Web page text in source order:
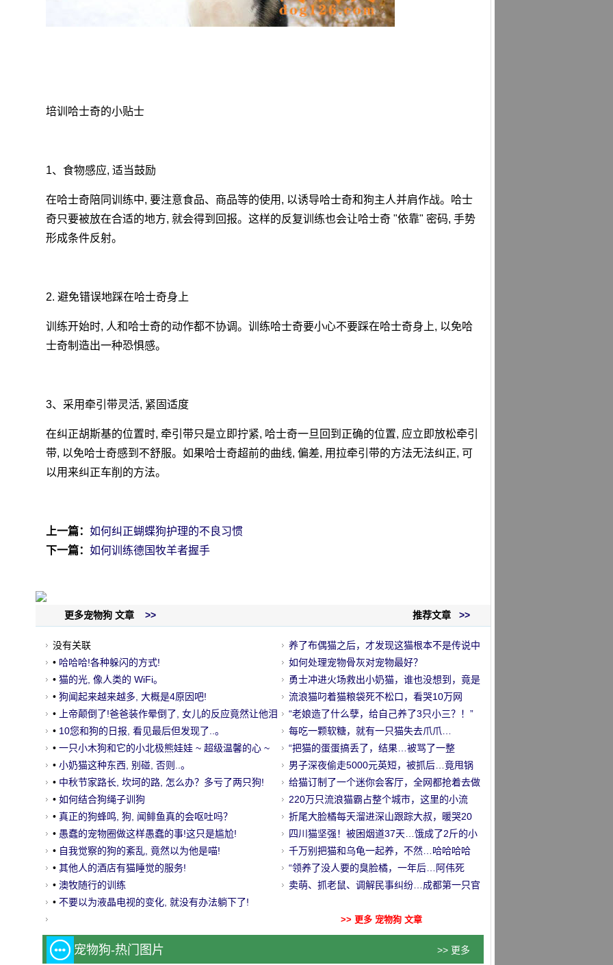
培训哈士奇的小贴士
1、食物感应, 适当鼓励
在哈士奇陪同训练中, 要注意食品、商品等的使用, 以诱导哈士奇和狗主人并肩作战。哈士
奇只要被放在合适的地方, 就会得到回报。这样的反复训练也会让哈士奇 "依靠" 密码, 手势
形成条件反射。
2. 避免错误地踩在哈士奇身上
训练开始时, 人和哈士奇的动作都不协调。训练哈士奇要小心不要踩在哈士奇身上, 以免哈
士奇制造出一种恐惧感。
3、采用牵引带灵活, 紧固适度
在纠正胡斯基的位置时, 牵引带只是立即拧紧, 哈士奇一旦回到正确的位置, 应立即放松牵引
带, 以免哈士奇感到不舒服。如果哈士奇超前的曲线, 偏差, 用拉牵引带的方法无法纠正, 可
以用来纠正车削的方法。
上一篇： 如何纠正蝴蝶狗护理的不良习惯
下一篇： 如何训练德国牧羊者握手
推荐文章 >>
更多宠物狗 文章 >>
养了布偶猫之后，才发现这猫根本不是传说中
的那么回事
如何处理宠物骨灰对宠物最好？
勇士冲进火场救出小奶猫，谁也没想到，竟是
它…
流浪猫叼着猫粮袋死不松口，看哭10万网
友…
“老娘造了什么孽，给自己养了3只小三？！”
每吃一颗软糖，就有一只猫失去爪爪…
“把猫的蛋蛋搞丢了，结果…被骂了一整
年！！”
男子深夜偷走5000元英短，被抓后…竟甩锅
给前女友！
给猫订制了一个迷你会客厅，全网都抢着去做
客！
220万只流浪猫霸占整个城市，这里的小流
浪…太幸福了！！
折尾大脸橘每天溜进深山跟踪大叔，暖哭20
万网友…
四川猫坚强！被困烟道37天…饿成了2斤的小
耗子！
千万别把猫和乌龟一起养，不然…哈哈哈哈
“领养了没人要的臭脸橘，一年后…阿伟死
了！”
卖萌、抓老鼠、调解民事纠纷…成都第一只官
没有关联
• 哈哈哈!各种躲闪的方式!
• 猫的光, 像人类的 WiFi。
• 狗闻起来越来越多, 大概是4原因吧!
•
上帝颠倒了!爸爸装作晕倒了, 女儿的反应竟然让他泪
流满面!
• 10您和狗的日报, 看见最后但发现了..。
• 一只小木狗和它的小北极熊娃娃 ~ 超级温馨的心 ~
• 小奶猫这种东西, 别碰, 否则..。
• 中秋节家路长, 坎坷的路, 怎么办？多亏了两只狗!
• 如何结合狗绳子训狗
• 真正的狗蜂鸣, 狗, 闻鲱鱼真的会呕吐吗？
• 愚蠢的宠物圈做这样愚蠢的事!这只是尴尬!
• 自我觉察的狗的紊乱, 竟然以为他是喵!
• 其他人的酒店有猫睡觉的服务!
• 澳牧随行的训练
• 不要以为液晶电视的变化, 就没有办法躺下了!
>> 更多 宠物狗 文章
宠物狗-热门图片 >> 更多